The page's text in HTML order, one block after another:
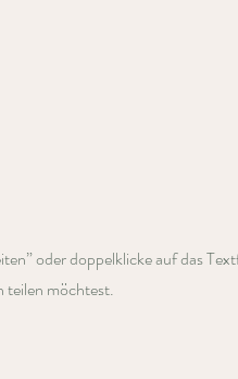
oder doppelklicke auf das
teilen möchtest.